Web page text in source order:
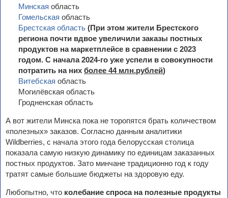
Минская область
Гомельская область
Брестская область (При этом жители Брестского
региона почти вдвое увеличили заказы постных
продуктов на маркетплейсе в сравнении с 2023
годом. С начала 2024-го уже успели в совокупности
потратить на них более 44 млн.рублей)
Витебская область
Могилёвская область
Гродненская область
А вот жители Минска пока не торопятся брать количеством
«полезных» заказов. Согласно данным аналитики
Wildberries, с начала этого года белорусская столица
показала самую низкую динамику по единицам заказанных
постных продуктов. Зато минчане традиционно год к году
тратят самые большие бюджеты на здоровую еду.
Любопытно, что колебание спроса на полезные продукты